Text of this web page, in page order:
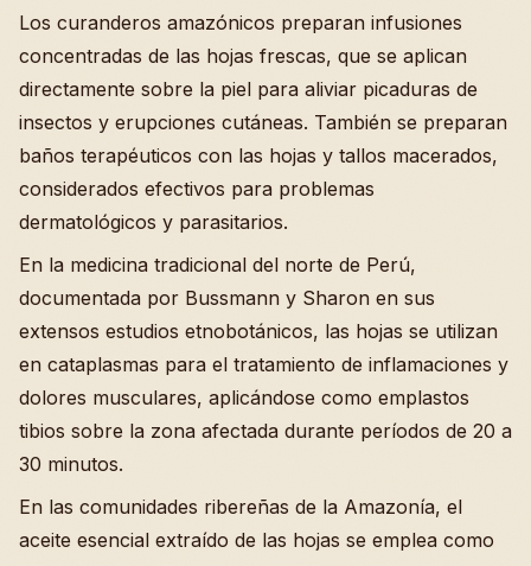
Los curanderos amazónicos preparan infusiones
concentradas de las hojas frescas, que se aplican
directamente sobre la piel para aliviar picaduras de
insectos y erupciones cutáneas. También se preparan
baños terapéuticos con las hojas y tallos macerados,
considerados efectivos para problemas
dermatológicos y parasitarios.
En la medicina tradicional del norte de Perú,
documentada por Bussmann y Sharon en sus
extensos estudios etnobotánicos, las hojas se utilizan
en cataplasmas para el tratamiento de inflamaciones y
dolores musculares, aplicándose como emplastos
tibios sobre la zona afectada durante períodos de 20 a
30 minutos.
En las comunidades ribereñas de la Amazonía, el
aceite esencial extraído de las hojas se emplea como